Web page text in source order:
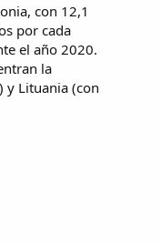
con 12,1
por cada
el año 2020.
la
y Lituania (con